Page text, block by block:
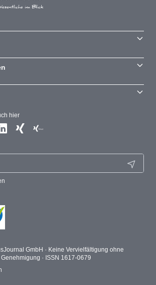
hier
GmbH · Keine Vervielfältigung ohne
· ISSN 1617-0679